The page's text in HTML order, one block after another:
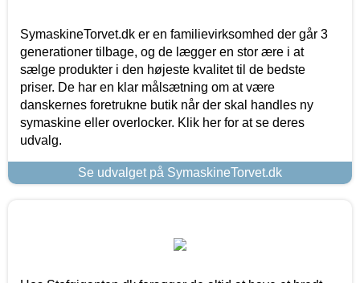
SymaskineTorvet.dk er en familievirksomhed der går 3
generationer tilbage, og de lægger en stor ære i at
sælge produkter i den højeste kvalitet til de bedste
priser. De har en klar målsætning om at være
danskernes foretrukne butik når der skal handles ny
symaskine eller overlocker. Klik her for at se deres
udvalg.
Se udvalget på SymaskineTorvet.dk